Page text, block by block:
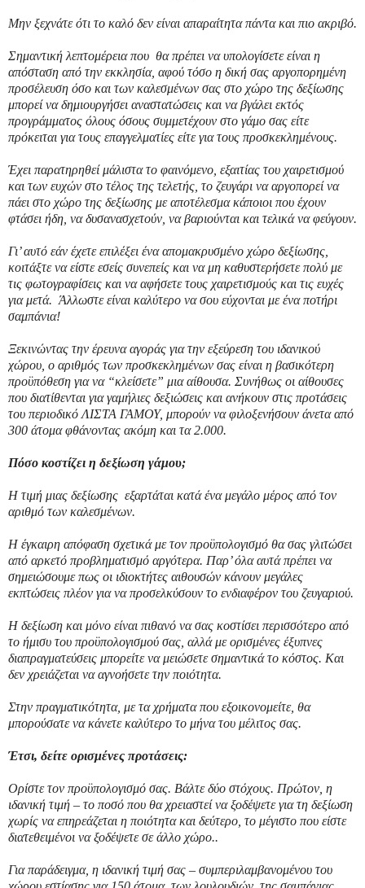
Μην ξεχνάτε ότι το καλό δεν είναι απαραίτητα πάντα και πιο ακριβό.
Σημαντική λεπτομέρεια που θα πρέπει να υπολογίσετε είναι η
απόσταση από την εκκλησία, αφού τόσο η δική σας αργοπορημένη
προσέλευση όσο και των καλεσμένων σας στο χώρο της δεξίωσης
μπορεί να δημιουργήσει αναστατώσεις και να βγάλει εκτός
προγράμματος όλους όσους συμμετέχουν στο γάμο σας είτε
πρόκειται για τους επαγγελματίες είτε για τους προσκεκλημένους.
Έχει παρατηρηθεί μάλιστα το φαινόμενο, εξαιτίας του χαιρετισμού
και των ευχών στο τέλος της τελετής, το ζευγάρι να αργοπορεί να
πάει στο χώρο της δεξίωσης με αποτέλεσμα κάποιοι που έχουν
φτάσει ήδη, να δυσανασχετούν, να βαριούνται και τελικά να φεύγουν.
Γι’ αυτό εάν έχετε επιλέξει ένα απομακρυσμένο χώρο δεξίωσης,
κοιτάξτε να είστε εσείς συνεπείς και να μη καθυστερήσετε πολύ με
τις φωτογραφίσεις και να αφήσετε τους χαιρετισμούς και τις ευχές
για μετά. Άλλωστε είναι καλύτερο να σου εύχονται με ένα ποτήρι
σαμπάνια!
Ξεκινώντας την έρευνα αγοράς για την εξεύρεση του ιδανικού
χώρου, ο αριθμός των προσκεκλημένων σας είναι η βασικότερη
προϋπόθεση για να “κλείσετε” μια αίθουσα. Συνήθως οι αίθουσες
που διατίθενται για γαμήλιες δεξιώσεις και ανήκουν στις προτάσεις
του περιοδικό ΛΙΣΤΑ ΓΑΜΟΥ, μπορούν να φιλοξενήσουν άνετα από
300 άτομα φθάνοντας ακόμη και τα 2.000.
Πόσο κοστίζει η δεξίωση γάμου;
Η τιμή μιας δεξίωσης εξαρτάται κατά ένα μεγάλο μέρος από τον
αριθμό των καλεσμένων.
Η έγκαιρη απόφαση σχετικά με τον προϋπολογισμό θα σας γλιτώσει
από αρκετό προβληματισμό αργότερα. Παρ’ όλα αυτά πρέπει να
σημειώσουμε πως οι ιδιοκτήτες αιθουσών κάνουν μεγάλες
εκπτώσεις πλέον για να προσελκύσουν το ενδιαφέρον του ζευγαριού.
Η δεξίωση και μόνο είναι πιθανό να σας κοστίσει περισσότερο από
το ήμισυ του προϋπολογισμού σας, αλλά με ορισμένες έξυπνες
διαπραγματεύσεις μπορείτε να μειώσετε σημαντικά το κόστος. Και
δεν χρειάζεται να αγνοήσετε την ποιότητα.
Στην πραγματικότητα, με τα χρήματα που εξοικονομείτε, θα
μπορούσατε να κάνετε καλύτερο το μήνα του μέλιτος σας.
Έτσι, δείτε ορισμένες προτάσεις:
Ορίστε τον προϋπολογισμό σας. Βάλτε δύο στόχους. Πρώτον, η
ιδανική τιμή – το ποσό που θα χρειαστεί να ξοδέψετε για τη δεξίωση
χωρίς να επηρεάζεται η ποιότητα και δεύτερο, το μέγιστο που είστε
διατεθειμένοι να ξοδέψετε σε άλλο χώρο..
Για παράδειγμα, η ιδανική τιμή σας – συμπεριλαμβανομένου του